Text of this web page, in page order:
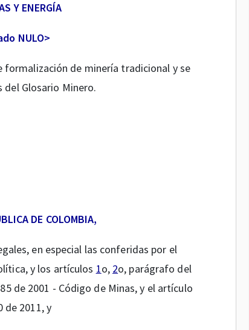
Y ENERGÍA
NULO>
formalización de minería tradicional y se
Glosario Minero.
DE COLOMBIA,
en especial las conferidas por el
y los artículos 1o, 2o, parágrafo del
de 2001 - Código de Minas, y el artículo
de 2011, y